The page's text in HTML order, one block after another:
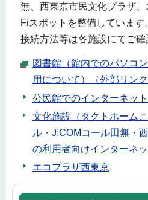
無、西東京市民文化プラザ
Fiスポットを整備しています
接続方法等は各施設にてご確
図書館（館内でのパソコ
用について）（外部リンク
公民館でのインターネッ
文化施設（タクトホーム
ル・J:COMコール田無・
の利用者向けインターネ
エコプラザ西東京